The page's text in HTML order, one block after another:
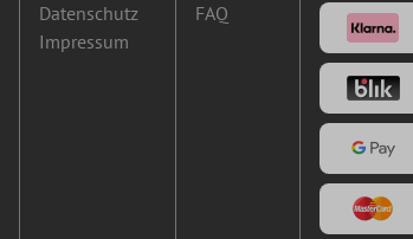
Datenschutz
Impressum
FAQ